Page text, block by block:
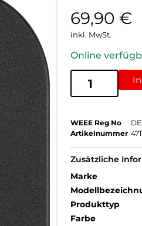
69,90 €
inkl. MwSt.
Online
WEEE Reg No
Artikelnummer
Zusätzliche
Marke
Produkttyp
Farbe